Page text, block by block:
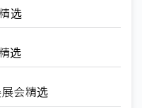
选
选
会精选